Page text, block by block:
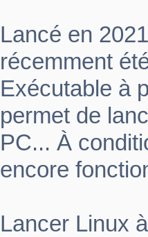
Lancé en
récemment
Exécutable à
permet de
PC... À
encore
Lancer Linux